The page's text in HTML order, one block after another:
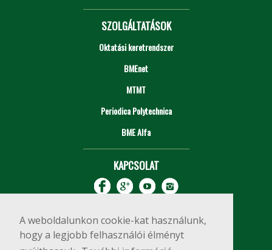
A weboldalunkon cookie-kat használunk,
hogy a legjobb felhasználói élményt
SZOLGÁLTATÁSOK
Oktatási keretrendszer
BMEnet
MTMT
Periodica Polytechnica
BME Alfa
KAPCSOLAT